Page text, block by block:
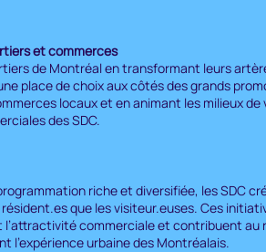
et commerces
de Montréal en transformant leurs
place de choix aux côtés des grands
locaux et en animant les milieux de
des SDC.
riche et diversifiée, les SDC
que les visiteur.euses. Ces
l’attractivité commerciale et contribuent
l’expérience urbaine des Montréalais.